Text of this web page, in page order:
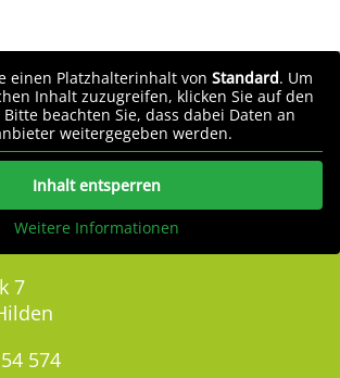
einen Platzhalterinhalt von Standard. Um
Inhalt zuzugreifen, klicken Sie auf den
beachten Sie, dass dabei Daten an
weitergegeben werden.
Inhalt entsperren
Weitere Informationen
7
574